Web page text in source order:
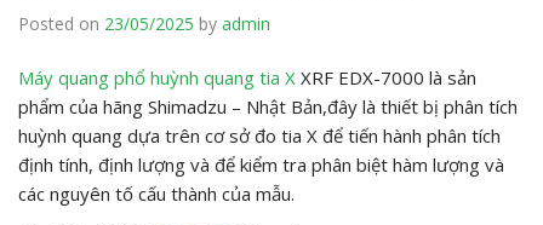
Posted on 23/05/2025 by admin
Máy quang phổ huỳnh quang tia X XRF EDX-7000 là sản
phẩm của hãng Shimadzu – Nhật Bản,đây là thiết bị phân tích
huỳnh quang dựa trên cơ sở đo tia X để tiến hành phân tích
định tính, định lượng và để kiểm tra phân biệt hàm lượng và
các nguyên tố cấu thành của mẫu.